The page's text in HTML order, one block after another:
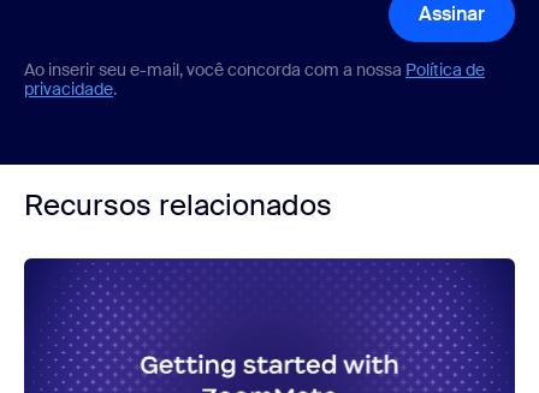
Assinar
Ao inserir seu e-mail, você concorda com a nossa Política de
privacidade.
Recursos relacionados